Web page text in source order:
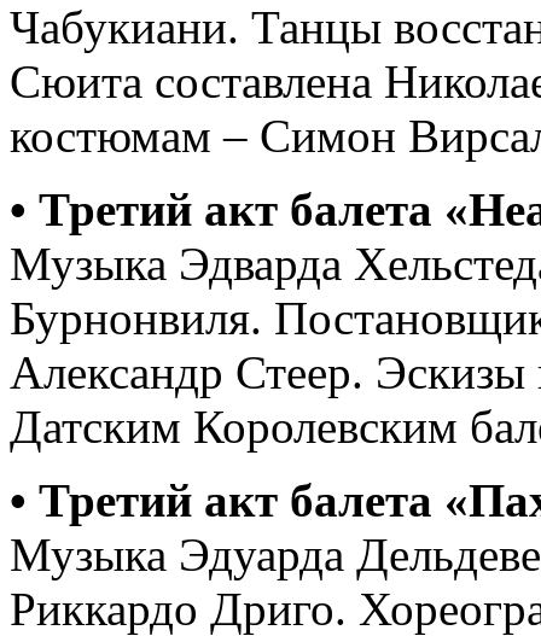
Чабукиани. Танцы
Сюита составлена
костюмам – Симон
• Третий акт балета
Музыка Эдварда
Бурнонвиля.
Александр Стеер.
Датским Королевским
• Третий акт балета
Музыка Эдуарда
Риккардо Дриго.